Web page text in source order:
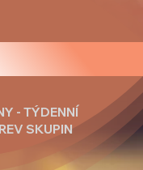
- TÝDENNÍ
SKUPIN